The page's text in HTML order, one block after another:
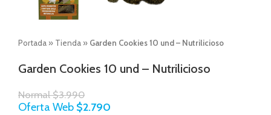
Portada » Tienda » Garden Cookies 10 und – Nutrilicioso
Garden Cookies 10 und – Nutrilicioso
Normal$3.990
Oferta Web $2.790